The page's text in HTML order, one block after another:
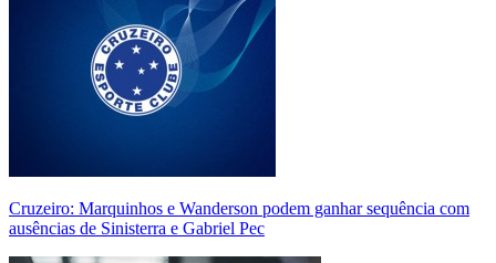
Cruzeiro: Marquinhos e Wanderson podem ganhar sequência com
ausências de Sinisterra e Gabriel Pec